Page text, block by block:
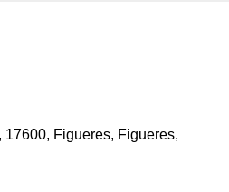
Figueres, Figueres,